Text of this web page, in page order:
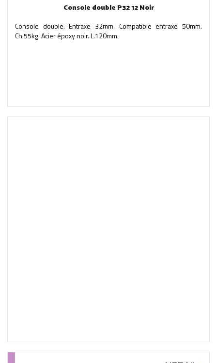
Console double P32 12 Noir
Console double. Entraxe 32mm. Compatible entraxe 50mm.
Ch.55kg. Acier époxy noir. L.120mm.